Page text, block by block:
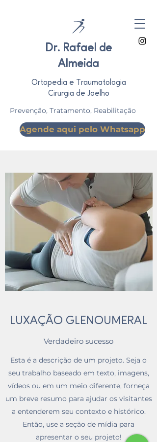
Dr. Rafael de
Almeida
Ortopedia e Traumatologia
Cirurgia de Joelho
Prevenção, Tratamento, Reabilitação
Agende aqui pelo Whatsapp
LUXAÇÃO GLENOUMERAL
Verdadeiro sucesso
Esta é a descrição de um projeto. Seja o
seu trabalho baseado em texto, imagens,
vídeos ou em um meio diferente, forneça
um breve resumo para ajudar os visitantes
a entenderem seu contexto e histórico.
Então, use a seção de mídia para
apresentar o seu projeto!